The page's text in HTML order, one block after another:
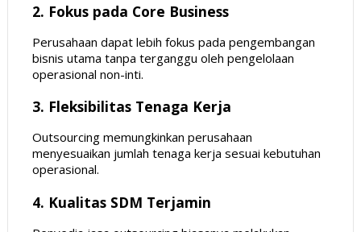
2. Fokus pada Core Business
Perusahaan dapat lebih fokus pada pengembangan
bisnis utama tanpa terganggu oleh pengelolaan
operasional non-inti.
3. Fleksibilitas Tenaga Kerja
Outsourcing memungkinkan perusahaan
menyesuaikan jumlah tenaga kerja sesuai kebutuhan
operasional.
4. Kualitas SDM Terjamin